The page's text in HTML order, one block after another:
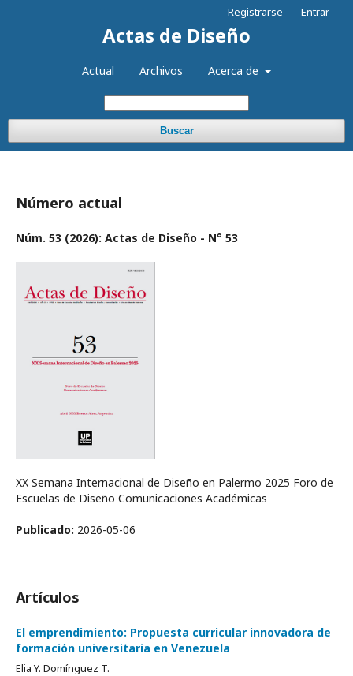
Actas de Diseño
Actual Archivos Acerca de
Buscar
Registrarse Entrar
Número actual
Núm. 53 (2026): Actas de Diseño - N° 53
XX Semana Internacional de Diseño en Palermo 2025 Foro de
Escuelas de Diseño Comunicaciones Académicas
Publicado: 2026-05-06
Artículos
El emprendimiento: Propuesta curricular innovadora de
formación universitaria en Venezuela
Elia Y. Domínguez T.